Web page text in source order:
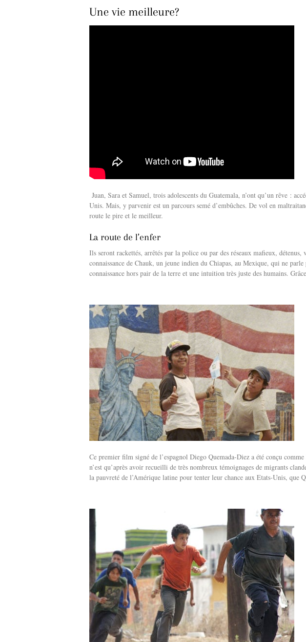
Une vie meilleure?
Juan, Sara et Samuel, trois adolescents du Guatemala, n’ont qu’un rêve :
Unis. Mais, y parvenir est un parcours semé d’embûches. De vol en
route le pire et le meilleur.
La route de l’enfer
Ils seront rackettés, arrêtés par la police ou par des réseaux mafieux,
connaissance de Chauk, un jeune indien du Chiapas, au Mexique, qui ne parle
connaissance hors pair de la terre et une intuition très juste des humains.
Ce premier film signé de l’espagnol Diego Quemada-Diez a été conçu
n’est qu’après avoir recueilli de très nombreux témoignages de migrants
la pauvreté de l’Amérique latine pour tenter leur chance aux Etats-Unis, que